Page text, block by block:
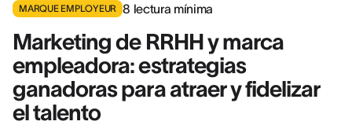
MARQUE EMPLOYEUR 8 lectura mínima
Marketing de RRHH y marca
empleadora: estrategias
ganadoras para atraer y fidelizar
el talento